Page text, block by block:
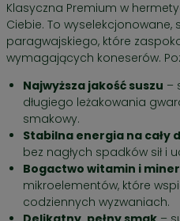
mate i działa w podobny
metalowe sitko w czajniczku.
Cena / 100g – 53,33 zł
Klasyczna Premium w
Ciebie. To wyselekcjonowane,
paragwajskiego, które
wymagających koneserów.
Najwyższa jakość suszu –
długiego leżakowania
smakowy.
Stabilna energia na cały
bez nagłych spadków sił i
Bogactwo witamin i
mikroelementów, które
codziennych wyzwaniach.